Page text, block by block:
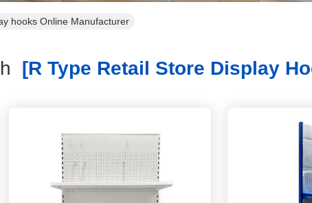
hooks Online Manufacturer
[r Type Retail Store Display